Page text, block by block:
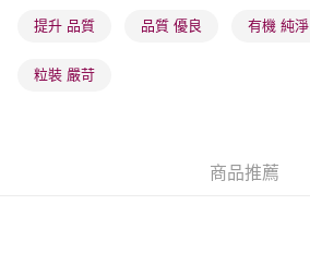
每筆HK$20.00，滿HK$100.00或以上免運費
提升 品質 品質 優良 有機 純淨
粒裝 嚴苛
商品推薦